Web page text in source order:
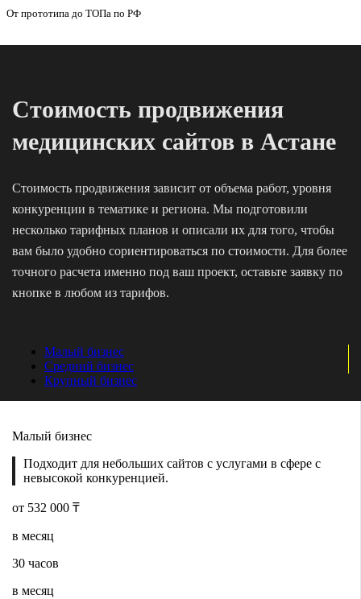
От прототипа до ТОПа по РФ
Стоимость продвижения
медицинских сайтов в Астане
Стоимость продвижения зависит от объема работ, уровня
конкуренции в тематике и региона. Мы подготовили
несколько тарифных планов и описали их для того, чтобы
вам было удобно сориентироваться по стоимости. Для более
точного расчета именно под ваш проект, оставьте заявку по
кнопке в любом из тарифов.
Малый бизнес
Средний бизнес
Крупный бизнес
Малый бизнес
Подходит для небольших сайтов с услугами в сфере с
невысокой конкуренцией.
от 532 000 ₸
в месяц
30 часов
в месяц